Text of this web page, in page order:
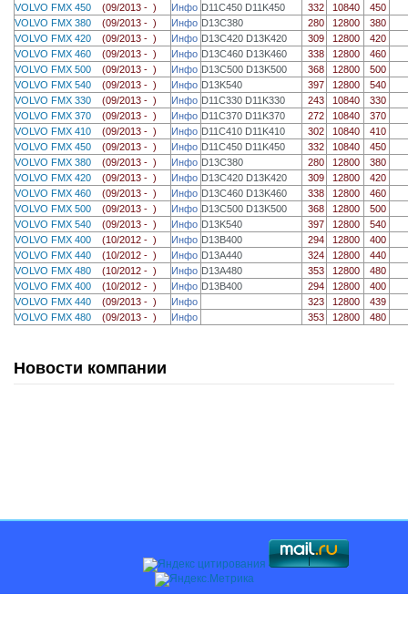
VOLVO FMX 450 (09/2013 - ) Инфо D11C450 D11K450 332 10840
450
VOLVO FMX 380 (09/2013 - ) Инфо D13C380 280 12800
380
VOLVO FMX 420 (09/2013 - ) Инфо D13C420 D13K420 309 12800
420
VOLVO FMX 460 (09/2013 - ) Инфо D13C460 D13K460 338 12800
460
VOLVO FMX 500 (09/2013 - ) Инфо D13C500 D13K500 368 12800
500
VOLVO FMX 540 (09/2013 - ) Инфо D13K540 397 12800
540
VOLVO FMX 330 (09/2013 - ) Инфо D11C330 D11K330 243 10840
330
VOLVO FMX 370 (09/2013 - ) Инфо D11C370 D11K370 272 10840
370
VOLVO FMX 410 (09/2013 - ) Инфо D11C410 D11K410 302 10840
410
VOLVO FMX 450 (09/2013 - ) Инфо D11C450 D11K450 332 10840
450
VOLVO FMX 380 (09/2013 - ) Инфо D13C380 280 12800
380
VOLVO FMX 420 (09/2013 - ) Инфо D13C420 D13K420 309 12800
420
VOLVO FMX 460 (09/2013 - ) Инфо D13C460 D13K460 338 12800
460
VOLVO FMX 500 (09/2013 - ) Инфо D13C500 D13K500 368 12800
500
VOLVO FMX 540 (09/2013 - ) Инфо D13K540 397 12800
540
VOLVO FMX 400 (10/2012 - ) Инфо D13B400 294 12800
400
VOLVO FMX 440 (10/2012 - ) Инфо D13A440 324 12800
440
VOLVO FMX 480 (10/2012 - ) Инфо D13A480 353 12800
480
VOLVO FMX 400 (10/2012 - ) Инфо D13B400 294 12800
400
VOLVO FMX 440 (09/2013 - ) Инфо 323 12800
439
VOLVO FMX 480 (09/2013 - ) Инфо 353 12800 480
Новости компании